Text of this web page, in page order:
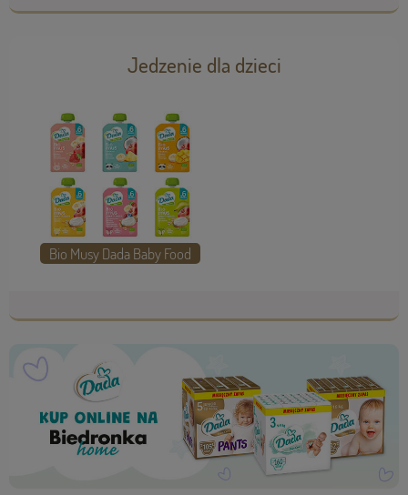
Jedzenie dla dzieci
Bio Musy Dada Baby Food